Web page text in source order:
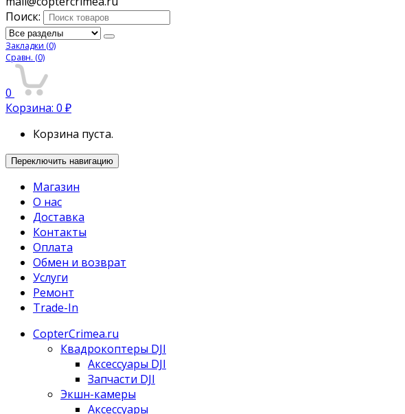
Поиск:
Закладки (0)
Сравн. (0)
0
Корзина: 0 ₽
Корзина пуста.
Переключить навигацию
Магазин
О нас
Доставка
Контакты
Оплата
Обмен и возврат
Услуги
Ремонт
Trade-In
CopterCrimea.ru
Квадрокоптеры DJI
Аксессуары DJI
Запчасти DJI
Экшн-камеры
Аксессуары